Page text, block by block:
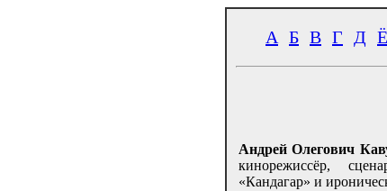
А Б В Г Д Ё
Андрей Олегович
кинорежиссёр,
«Кандагар» и